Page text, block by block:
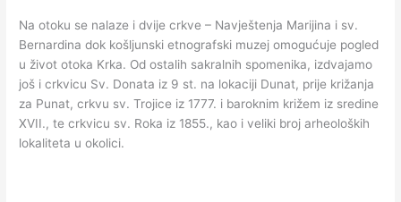
Na otoku se nalaze i dvije crkve – Navještenja Marijina i sv.
Bernardina dok košljunski etnografski muzej omogućuje pogled
u život otoka Krka. Od ostalih sakralnih spomenika, izdvajamo
još i crkvicu Sv. Donata iz 9 st. na lokaciji Dunat, prije križanja
za Punat, crkvu sv. Trojice iz 1777. i baroknim križem iz sredine
XVII., te crkvicu sv. Roka iz 1855., kao i veliki broj arheoloških
lokaliteta u okolici.